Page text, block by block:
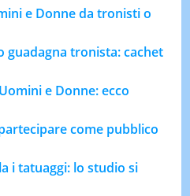
e Donne da tronisti o
guadagna tronista: cachet
e Donne: ecco
come pubblico
i tatuaggi: lo studio si